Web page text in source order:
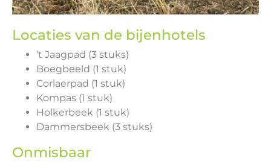
Locaties van de bijenhotels
’t Jaagpad (3 stuks)
Boegbeeld (1 stuk)
Corlaerpad (1 stuk)
Kompas (1 stuk)
Holkerbeek (1 stuk)
Dammersbeek (3 stuks)
Onmisbaar